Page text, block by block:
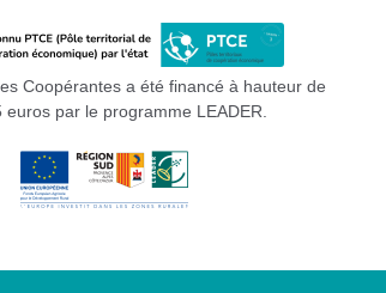
Coopérantes a été financé à hauteur de
euros par le programme LEADER.